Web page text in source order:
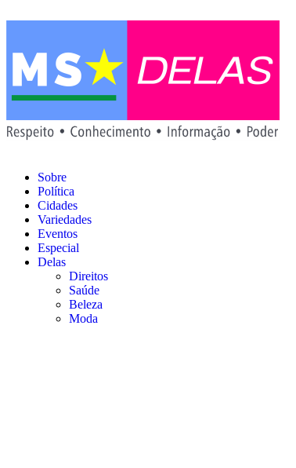
Sobre
Política
Cidades
Variedades
Eventos
Especial
Delas
Direitos
Saúde
Beleza
Moda